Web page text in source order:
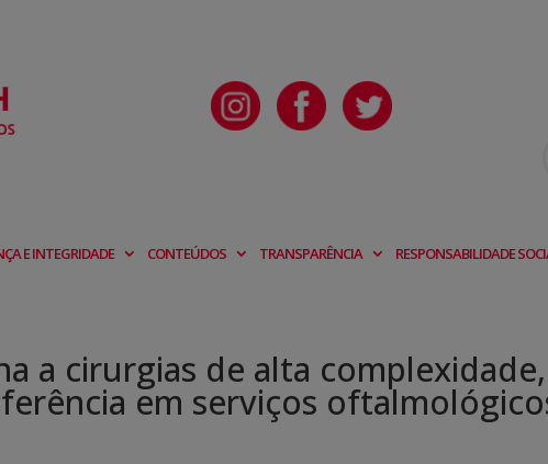
E INTEGRIDADE CONTEÚDOS TRANSPARÊNCIA RESPONSABILIDADE
a cirurgias de alta complexidade,
em serviços